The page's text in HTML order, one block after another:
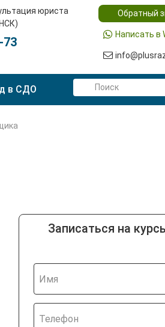
юриста
73
Обратный
Написать в
в СДО
Записаться на